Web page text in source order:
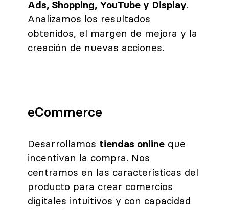
Ads, Shopping, YouTube y Display.
Analizamos los resultados
obtenidos, el margen de mejora y la
creación de nuevas acciones.
eCommerce
Desarrollamos tiendas onlineque
incentivan la compra. Nos
centramos en las características del
producto para crear comercios
digitales intuitivos y con capacidad